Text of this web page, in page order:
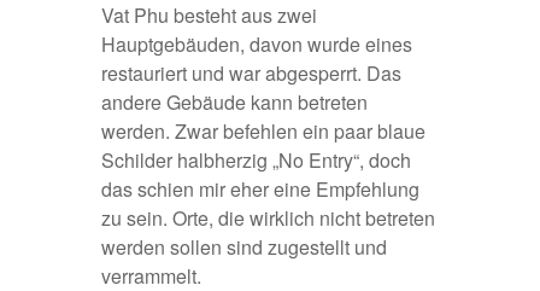
Vat Phu besteht aus zwei
Hauptgebäuden, davon wurde eines
restauriert und war abgesperrt. Das
andere Gebäude kann betreten
werden. Zwar befehlen ein paar blaue
Schilder halbherzig „No Entry“, doch
das schien mir eher eine Empfehlung
zu sein. Orte, die wirklich nicht betreten
werden sollen sind zugestellt und
verrammelt.